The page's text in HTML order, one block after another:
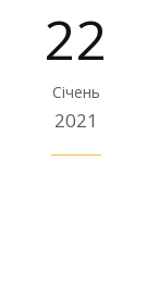
22
Січень
2021